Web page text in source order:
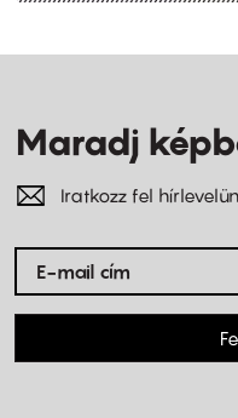
Maradj
Iratkozz fel